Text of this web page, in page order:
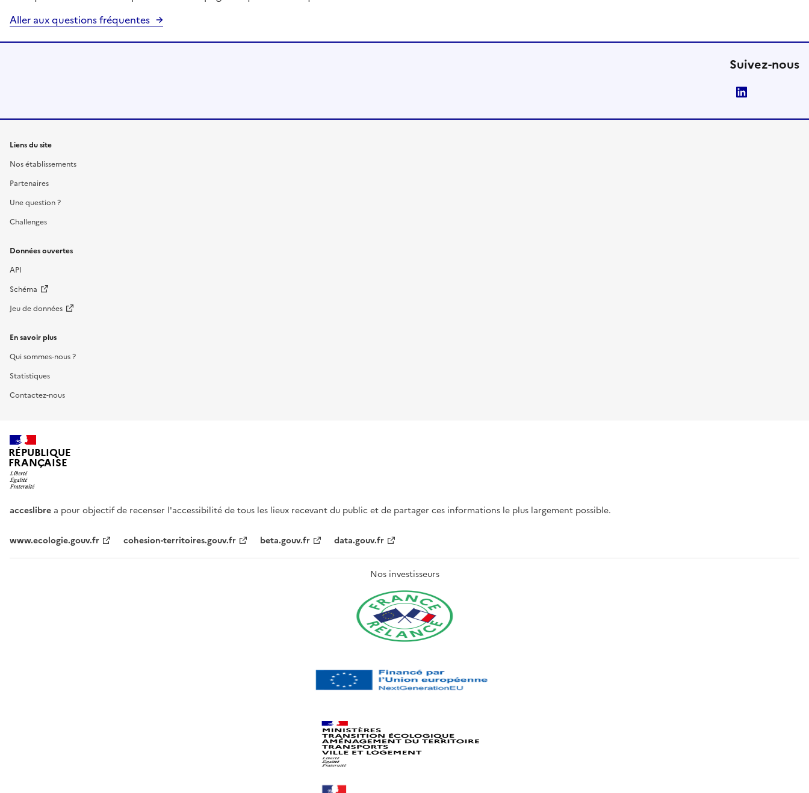
Aller aux questions fréquentes
Suivez-nous
Liens du site
Nos établissements
Partenaires
Une question ?
Challenges
Données ouvertes
API
Schéma
Jeu de données
En savoir plus
Qui sommes-nous ?
Statistiques
Contactez-nous
RÉPUBLIQUE
FRANÇAISE
acceslibre a pour objectif de recenser l'accessibilité de tous les lieux recevant du public et de partager ces informations le plus largement possible.
www.ecologie.gouv.fr cohesion-territoires.gouv.fr beta.gouv.fr data.gouv.fr
Nos investisseurs